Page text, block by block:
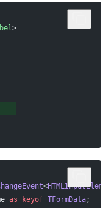
>
<
as keyof TFormData;